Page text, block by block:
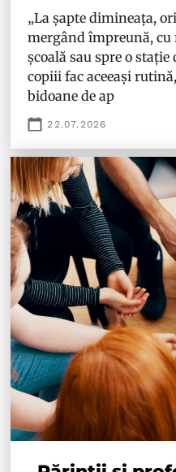
„La șapte dimineața,
mergând împreună, cu
școală sau spre o
copiii fac aceeași
bidoane de ap
22.07.2026